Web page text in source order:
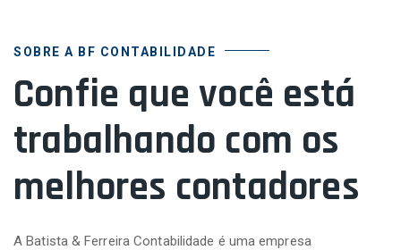
SOBRE A BF CONTABILIDADE
Confie que você está
trabalhando com os
melhores contadores
A Batista & Ferreira Contabilidade é uma empresa